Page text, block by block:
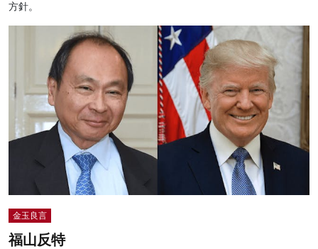
方針。
金玉良言
福山反特